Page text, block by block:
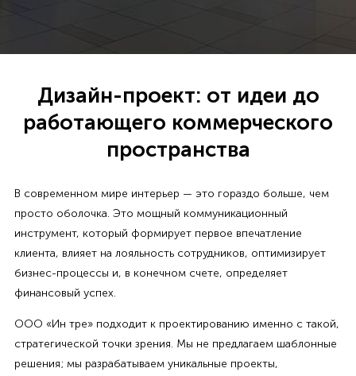
Дизайн-проект: от идеи до
работающего коммерческого
пространства
В современном мире интерьер — это гораздо больше, чем
просто оболочка. Это мощный коммуникационный
инструмент, который формирует первое впечатление
клиента, влияет на лояльность сотрудников, оптимизирует
бизнес-процессы и, в конечном счете, определяет
финансовый успех.
ООО «Ин тре» подходит к проектированию именно с такой,
стратегической точки зрения. Мы не предлагаем шаблонные
решения; мы разрабатываем уникальные проекты,